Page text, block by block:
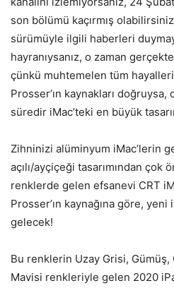
son bölümü kaçırmış
sürümüyle ilgili haberleri
hayranıysanız, o zaman
çünkü muhtemelen tüm
Prosser’ın kaynakları
süredir iMac’teki en büyük
Zihninizi alüminyum iMac’lerin
açılı/ayçiçeği tasarımından çok
renklerde gelen efsanevi CRT
Prosser’ın kaynağına göre,
gelecek!
Bu renklerin Uzay Grisi, Gümüş,
Mavisi renkleriyle gelen 2020